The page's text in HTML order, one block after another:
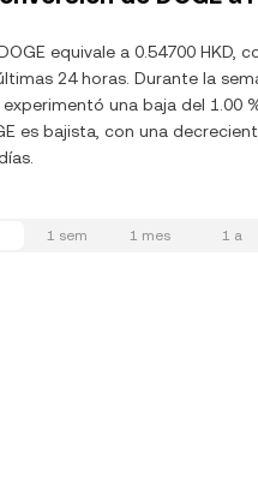
equivale a 0.54700 HKD,
24 horas. Durante la
una baja del 1.00
es bajista, con una
1 sem 1 mes 1 a